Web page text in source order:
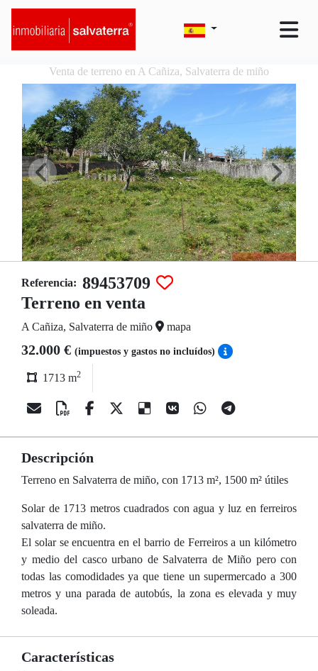
Venta de terreno en A Cañiza, Salvaterra de miño
Referencia: 89453709
Terreno en venta
A Cañiza, Salvaterra de miño mapa
32.000 € (impuestos y gastos no incluídos)
1713 m2
Descripción
Terreno en Salvaterra de miño, con 1713 m², 1500 m² útiles
Solar de 1713 metros cuadrados con agua y luz en ferreiros
salvaterra de miño.
El solar se encuentra en el barrio de Ferreiros a un kilómetro
y medio del casco urbano de Salvaterra de Miño pero con
todas las comodidades ya que tiene un supermercado a 300
metros y una parada de autobús, la zona es elevada y muy
soleada.
Características